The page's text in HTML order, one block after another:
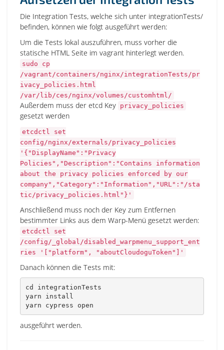
Die Integration Tests, welche sich unter integrationTests/
befinden, können wie folgt ausgeführt werden:
Um die Tests lokal auszuführen, muss vorher die
statische HTML Seite im vagrant hinterlegt werden.
sudo cp
/vagrant/containers/nginx/integrationTests/pr
ivacy_policies.html
/var/lib/ces/nginx/volumes/customhtml/
Außerdem muss der etcd Key privacy_policies
gesetzt werden
etcdctl set
config/nginx/externals/privacy_policies
'{"DisplayName":"Privacy
Policies","Description":"Contains information
about the privacy policies enforced by our
company","Category":"Information","URL":"/sta
tic/privacy_policies.html"}'
Anschließend muss noch der Key zum Entfernen
bestimmter Links aus dem Warp-Menü gesetzt werden:
etcdctl set
/config/_global/disabled_warpmenu_support_ent
ries '["platform", "aboutCloudoguToken"]'
Danach können die Tests mit:
cd
yarn
install
yarn cypress open
ausgeführt werden.